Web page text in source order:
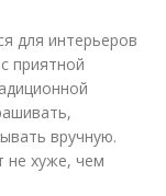
для интерьеров
приятной
вручную.
не хуже, чем